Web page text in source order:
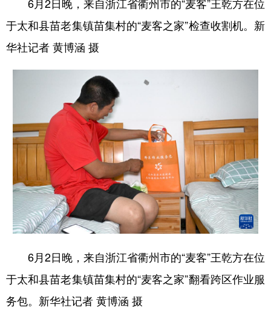
于太和县苗老集镇苗集村的“麦客之家”检查收割机。新
华社记者 黄博涵 摄
6月2日晚，来自浙江省衢州市的“麦客”王乾方在位
于太和县苗老集镇苗集村的“麦客之家”翻看跨区作业服
务包。新华社记者 黄博涵 摄